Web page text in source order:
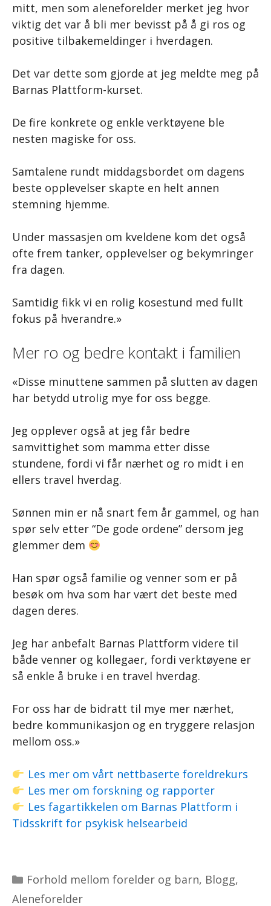
mitt, men som aleneforelder merket jeg hvor
viktig det var å bli mer bevisst på å gi ros og
positive tilbakemeldinger i hverdagen.
Det var dette som gjorde at jeg meldte meg på
Barnas Plattform-kurset.
De fire konkrete og enkle verktøyene ble
nesten magiske for oss.
Samtalene rundt middagsbordet om dagens
beste opplevelser skapte en helt annen
stemning hjemme.
Under massasjen om kveldene kom det også
ofte frem tanker, opplevelser og bekymringer
fra dagen.
Samtidig fikk vi en rolig kosestund med fullt
fokus på hverandre.»
Mer ro og bedre kontakt i familien
«Disse minuttene sammen på slutten av dagen
har betydd utrolig mye for oss begge.
Jeg opplever også at jeg får bedre
samvittighet som mamma etter disse
stundene, fordi vi får nærhet og ro midt i en
ellers travel hverdag.
Sønnen min er nå snart fem år gammel, og han
spør selv etter “De gode ordene” dersom jeg
glemmer dem
Han spør også familie og venner som er på
besøk om hva som har vært det beste med
dagen deres.
Jeg har anbefalt Barnas Plattform videre til
både venner og kollegaer, fordi verktøyene er
så enkle å bruke i en travel hverdag.
For oss har de bidratt til mye mer nærhet,
bedre kommunikasjon og en tryggere relasjon
mellom oss.»
Les mer om vårt nettbaserte foreldrekurs
Les mer om forskning og rapporter
Les fagartikkelen om Barnas Plattform i
Tidsskrift for psykisk helsearbeid
Kategorier
Forhold mellom forelder og barn, Blogg,
Aleneforelder